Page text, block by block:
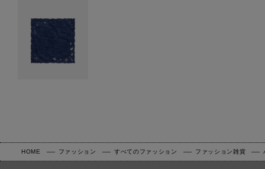
HOME ファッション すべてのファッション ファッション雑貨